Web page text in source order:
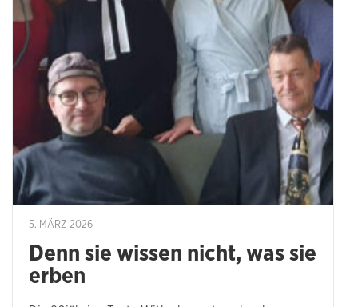
5. MÄRZ 2026
Denn sie wissen nicht, was sie
erben